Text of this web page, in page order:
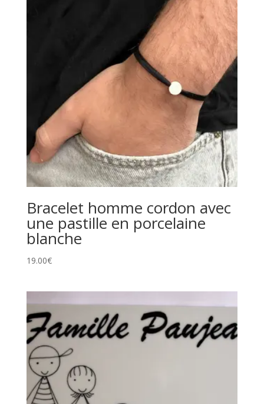
Bracelet homme cordon avec
une pastille en porcelaine
blanche
19.00€